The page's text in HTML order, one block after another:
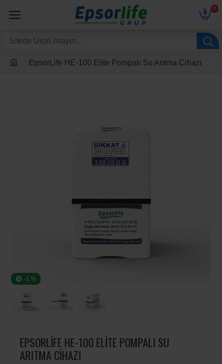
0
EpsorLife HE-100 Elite Pompalı Su Arıtma Cihazı
-1 %
EPSORLIFE HE-100 ELITE POMPALI SU
ARITMA CIHAZI